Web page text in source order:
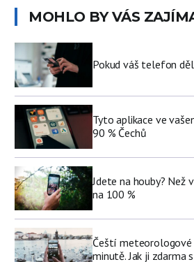
MOHLO BY VÁS
Pokud váš telefon
Tyto aplikace ve
90 % Čechů
Jdete na houby? Než
na 100 %
Čeští meteorologové
minutě. Jak ji zdarma